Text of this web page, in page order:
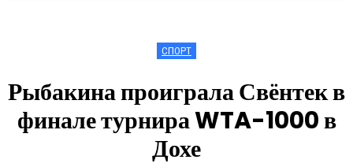
СПОРТ
Рыбакина проиграла Свёнтек в
финале турнира WTA-1000 в
Дохе